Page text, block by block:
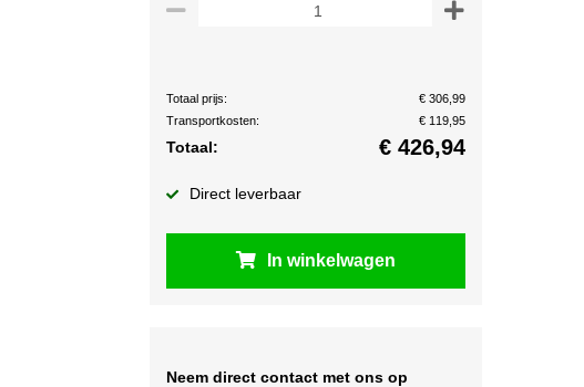
Totaal prijs:
€ 306,99
Transportkosten:
€ 119,95
Totaal: € 426,94
Direct leverbaar
In winkelwagen
Neem direct contact met ons op